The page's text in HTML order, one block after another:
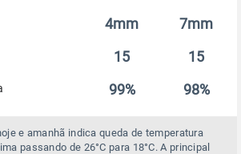
4mm 7mm
15 15
99% 98%
e amanhã indica queda de temperatura
passando de 26°C para 18°C. A principal